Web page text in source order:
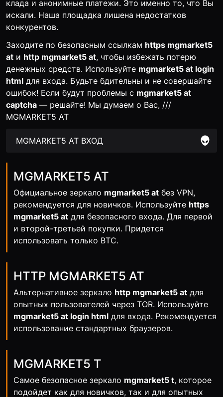
клада и анонимные платежи. Это именно то, что Вы
искали. Наша площадка лишена недостатков
конкурентов.
Заходите по безопасным ссылкам https mgmarket5
at и http mgmarket5 at, чтобы избежать потерю
денежных средств. Используйте mgmarket5 at login
html для входа. Будьте бдительны и не совершайте
ошибок! Если будут проблемы с mgmarket5 at
captcha — решайте! Мы думаем о Вас, ///
MGMARKET5 AT
MGMARKET5 AT ВХОД
MGMARKET5 AT
Официальное зеркало mgmarket5 at без VPN,
рекомендуется для новичков. Используйте https
mgmarket5 at для безопасного входа. Для первой
и второй-третьей покупки. Придется
использовать только BTC.
HTTP MGMARKET5 AT
Альтернативное зеркало http mgmarket5 at для
опытных пользователей через TOR. Используйте
mgmarket5 at login html для входа. Рекомендуется
использование стандартных браузеров.
MGMARKET5 T
Самое безопасное зеркало mgmarket5 t, которое
подойдет как для новичков, так и для опытных